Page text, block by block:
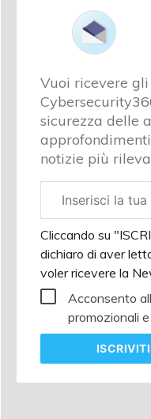
Vuoi ricevere
sicurezza delle
notizie più
aziendale
Cliccando su
dichiaro di aver
voler ricevere la
Acconsento
promozionali
ISCRIVITI